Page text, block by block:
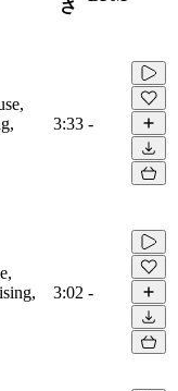
さ
3:33 -
3:02 -